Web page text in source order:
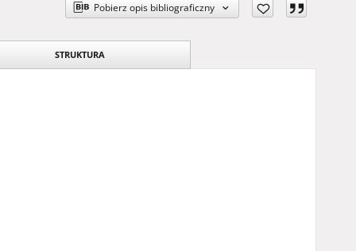
Pobierz opis bibliograficzny
STRUKTURA